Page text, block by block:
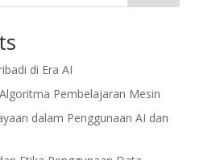
di Era AI
Pembelajaran Mesin
dalam Penggunaan AI dan